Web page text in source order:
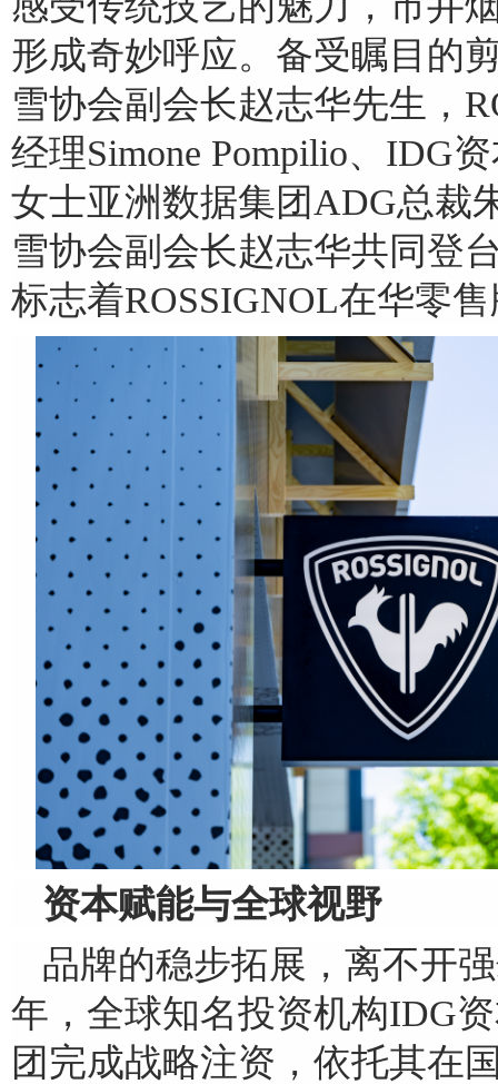
形成奇妙呼应。备受瞩目的
雪协会副会长赵志华先生，
经理Simone Pompilio、IDG
女士亚洲数据集团ADG总裁
雪协会副会长赵志华共同登
标志着ROSSIGNOL在华零
资本赋能与全球视野
品牌的稳步拓展，离不开
年，全球知名投资机构IDG
团完成战略注资，依托其在